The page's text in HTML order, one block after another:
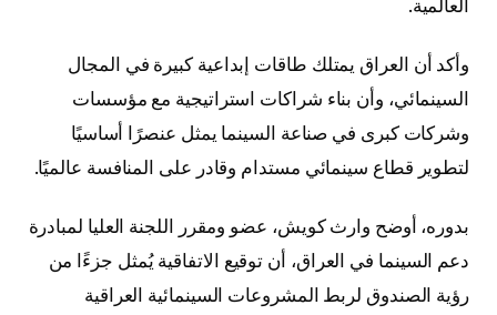
وأكد أن العراق يمتلك طاقات إبداعية كبيرة في المجال
السينمائي، وأن بناء شراكات استراتيجية مع مؤسسات
وشركات كبرى في صناعة السينما يمثل عنصرًا أساسيًا
لتطوير قطاع سينمائي مستدام وقادر على المنافسة عالميًا.
بدوره، أوضح وارث كويش، عضو ومقرر اللجنة العليا لمبادرة
دعم السينما في العراق، أن توقيع الاتفاقية يُمثل جزءًا من
رؤية الصندوق لربط المشروعات السينمائية العراقية